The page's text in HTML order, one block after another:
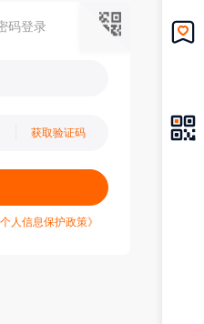
码登录
获取验证码
个人信息保护政策》